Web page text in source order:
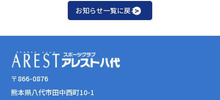
お知らせ一覧に戻る
〒866-0876
熊本県八代市田中西町10-1